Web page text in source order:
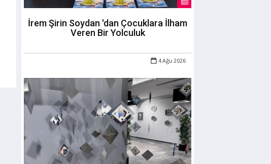
İrem Şirin Soydan 'dan Çocuklara İlham
Veren Bir Yolculuk
4 Ağu 2026